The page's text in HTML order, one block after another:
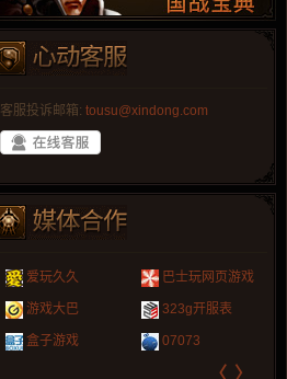
客服投诉邮箱: tousu@xindong.com
爱玩久久 巴士玩网页游戏
游戏大巴 323g开服表
盒子游戏 07073
〈 〉